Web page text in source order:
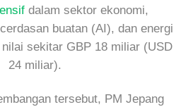
dalam sektor ekonomi,
buatan (AI), dan energi
sekitar GBP 18 miliar (USD
24 miliar).
tersebut, PM Jepang